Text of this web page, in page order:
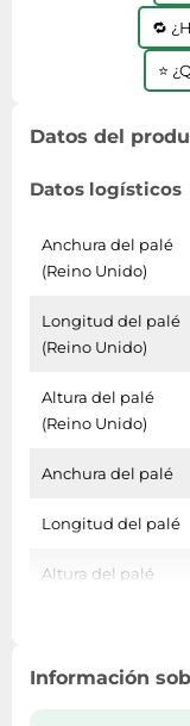
🔁
⭐
Datos del
Datos logísticos
Anchura del palé
(Reino Unido)
Longitud del palé
(Reino Unido)
Altura del palé
(Reino Unido)
Anchura del palé
Longitud del palé
Altura del palé
Cantidad por palé
Información